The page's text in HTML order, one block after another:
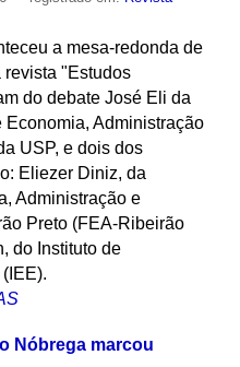
a mesa-redonda de
revista "Estudos
do debate José Eli da
Administração
USP, e dois dos
Eliezer Diniz, da
Administração e
Preto (FEA-Ribeirão
do Instituto de
Nóbrega marcou